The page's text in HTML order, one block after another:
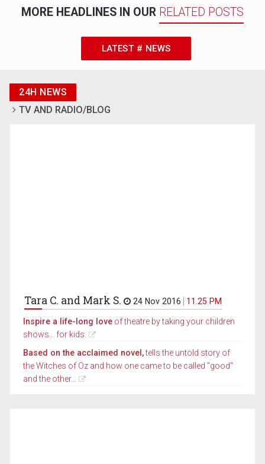
MORE HEADLINES IN OUR RELATED POSTS
LATEST # NEWS
24H NEWS
TV AND RADIO/BLOG
Tara C. and Mark S. 24 Nov 2016 11.25 PM
Inspire a life-long love of theatre by taking your children
shows... for kids.
Based on the acclaimed novel,tells the untold story of
the Witches of Oz and how one came to be called "good"
and the other...